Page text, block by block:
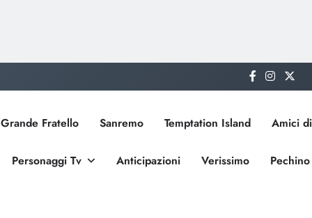
Grande Fratello Sanremo Temptation Island Amici
Personaggi Tv Anticipazioni Verissimo